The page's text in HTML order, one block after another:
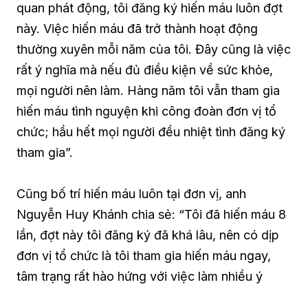
quan phát động, tôi đăng ký hiến máu luôn đợt
này. Việc hiến máu đã trở thành hoạt động
thường xuyên mỗi năm của tôi. Đây cũng là việc
rất ý nghĩa mà nếu đủ điều kiện về sức khỏe,
mọi người nên làm. Hàng năm tôi vẫn tham gia
hiến máu tình nguyện khi công đoàn đơn vị tổ
chức; hầu hết mọi người đều nhiệt tình đăng ký
tham gia”.
Cũng bố trí hiến máu luôn tại đơn vị, anh
Nguyễn Huy Khánh chia sẻ: “Tôi đã hiến máu 8
lần, đợt này tôi đăng ký đã khá lâu, nên có dịp
đơn vị tổ chức là tôi tham gia hiến máu ngay,
tâm trạng rất hào hứng với việc làm nhiều ý